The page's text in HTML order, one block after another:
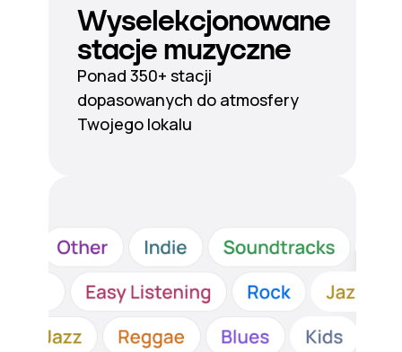
Wyselekcjonowane
stacje muzyczne
Ponad 350+ stacji
dopasowanych do atmosfery
Twojego lokalu